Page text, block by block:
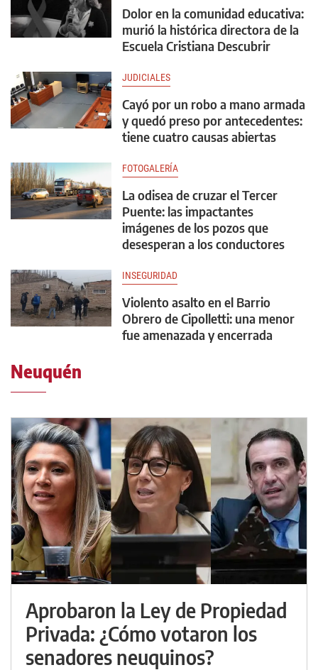
Dolor en la comunidad educativa:
murió la histórica directora de la
Escuela Cristiana Descubrir
JUDICIALES
Cayó por un robo a mano armada
y quedó preso por antecedentes:
tiene cuatro causas abiertas
FOTOGALERÍA
La odisea de cruzar el Tercer
Puente: las impactantes
imágenes de los pozos que
desesperan a los conductores
INSEGURIDAD
Violento asalto en el Barrio
Obrero de Cipolletti: una menor
fue amenazada y encerrada
Neuquén
Aprobaron la Ley de Propiedad
Privada: ¿Cómo votaron los
senadores neuquinos?